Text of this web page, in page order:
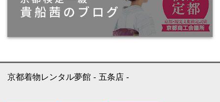
京都着物レンタル夢館 五条店